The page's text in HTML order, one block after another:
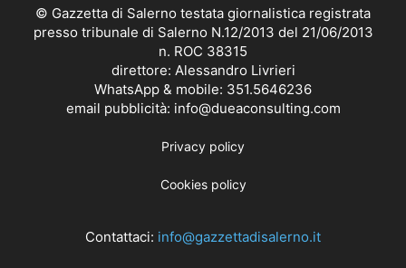
© Gazzetta di Salerno testata giornalistica registrata
presso tribunale di Salerno N.12/2013 del 21/06/2013
n. ROC 38315
direttore: Alessandro Livrieri
WhatsApp & mobile: 351.5646236
email pubblicità: info@dueaconsulting.com
Privacy policy
Cookies policy
Contattaci: info@gazzettadisalerno.it